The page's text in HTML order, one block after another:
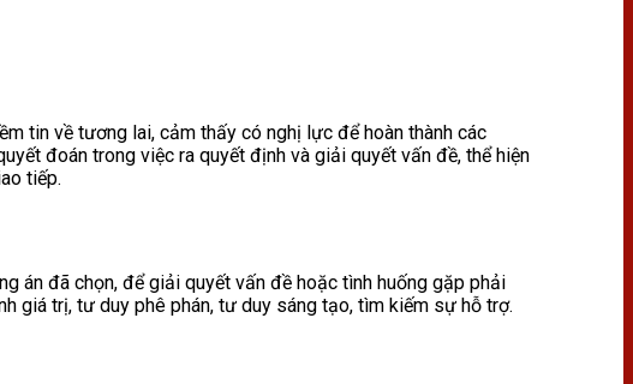
tin về tương lai, cảm thấy có nghị lực để hoàn thành các
đoán trong việc ra quyết định và giải quyết vấn đề, thể hiện
tiếp.
án đã chọn, để giải quyết vấn đề hoặc tình huống gặp phải
giá trị, tư duy phê phán, tư duy sáng tạo, tìm kiếm sự hỗ trợ.